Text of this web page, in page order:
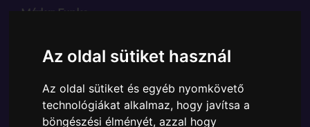
Az oldal sütiket használ
Az oldal sütiket és egyéb nyomkövető
technológiákat alkalmaz, hogy javítsa a
böngészési élményét, azzal hogy
Márka: Funko
Ára:3690 Ft
A Funko Bitty POP egyik népszerű terméke a Funko
- Bitty ! gyűjtői vinyl karakter Deluxe Harry Potter
Barn Owl, amely ablakos csomagolásban azaz -